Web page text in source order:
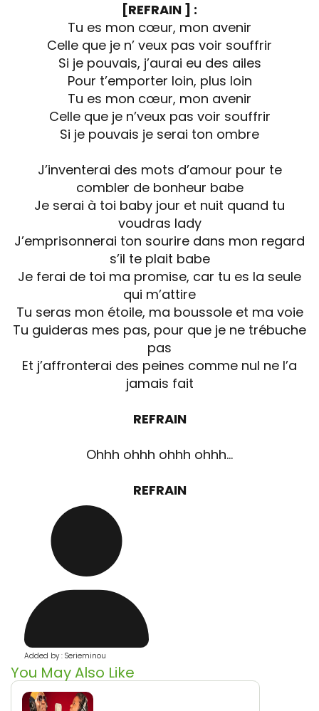
[REFRAIN ] :
Tu es mon cœur, mon avenir
Celle que je n’ veux pas voir souffrir
Si je pouvais, j’aurai eu des ailes
Pour t’emporter loin, plus loin
Tu es mon cœur, mon avenir
Celle que je n’veux pas voir souffrir
Si je pouvais je serai ton ombre
J’inventerai des mots d’amour pour te
combler de bonheur babe
Je serai à toi baby jour et nuit quand tu
voudras lady
J’emprisonnerai ton sourire dans mon regard
s’il te plait babe
Je ferai de toi ma promise, car tu es la seule
qui m’attire
Tu seras mon étoile, ma boussole et ma voie
Tu guideras mes pas, pour que je ne trébuche
pas
Et j’affronterai des peines comme nul ne l’a
jamais fait
REFRAIN
Ohhh ohhh ohhh ohhh…
REFRAIN
Added by : Serieminou
You May Also Like